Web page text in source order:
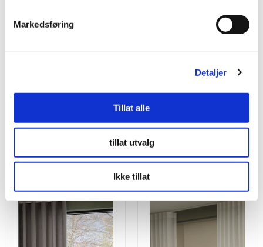
Markedsføring
Detaljer
Tillat alle
tillat utvalg
Ikke tillat
Oppmålingsveiledning
Utforsk våre andre gardiner